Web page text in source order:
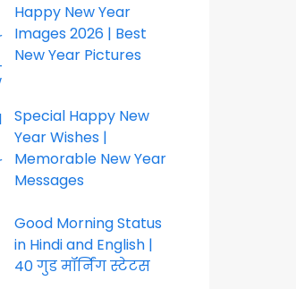
Happy New Year
Images 2026 | Best
New Year Pictures
Special Happy New
Year Wishes |
Memorable New Year
Messages
Good Morning Status
in Hindi and English |
40 गुड मॉर्निंग स्टेटस